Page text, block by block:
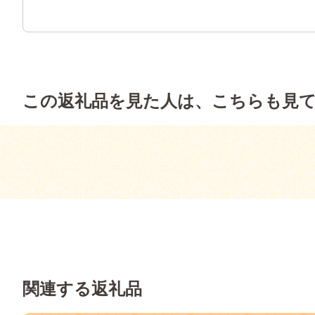
この返礼品を見た人は、こちらも見
関連する返礼品